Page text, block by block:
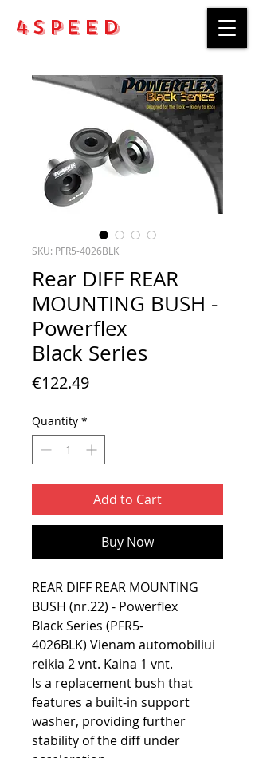
4Speed
SKU: PFR5-4026BLK
Rear DIFF REAR
MOUNTING BUSH -
Powerflex
Black Series
€122.49Price
Quantity *
Add to Cart
Buy Now
REAR DIFF REAR MOUNTING
BUSH (nr.22) - Powerflex
Black Series (PFR5-
4026BLK) Vienam automobiliui
reikia 2 vnt. Kaina 1 vnt.
Is a replacement bush that
features a built-in support
washer, providing further
stability of the diff under